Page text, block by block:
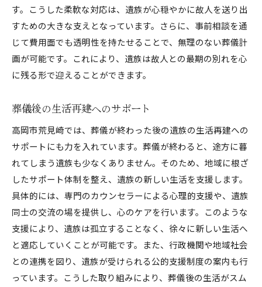
す。こうした柔軟な対応は、遺族が心穏やかに故人を送り出
すための大きな支えとなっています。さらに、事前相談を通
じて費用面でも透明性を持たせることで、無理のない葬儀計
画が可能です。これにより、遺族は故人との最期の別れを心
に残る形で迎えることができます。
葬儀後の生活再建へのサポート
高岡市荒見崎では、葬儀が終わった後の遺族の生活再建への
サポートにも力を入れています。葬儀が終わると、途方に暮
れてしまう遺族も少なくありません。そのため、地域に根ざ
したサポート体制を整え、遺族の新しい生活を支援します。
具体的には、専門のカウンセラーによる心理的支援や、遺族
同士の交流の場を提供し、心のケアを行います。このような
支援により、遺族は孤立することなく、徐々に新しい生活へ
と適応していくことが可能です。また、行政機関や地域社会
との連携を図り、遺族が受けられる公的支援制度の案内も行
っています。こうした取り組みにより、葬儀後の生活がスム